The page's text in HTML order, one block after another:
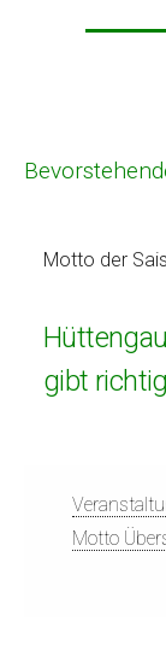
Motto der
gibt
Motto